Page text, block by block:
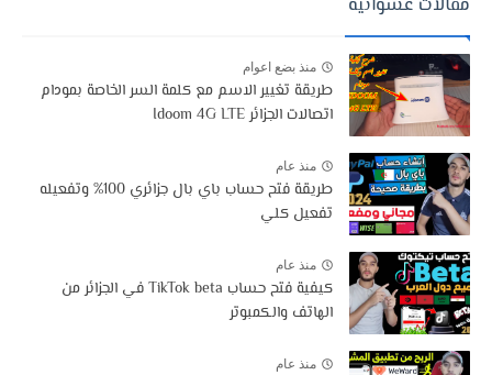
منذ بضع اعوام
طريقة تغيير الاسم مع كلمة السر الخاصة بمودام
اتصالات الجزائر Idoom 4G LTE
منذ عام
طريقة فتح حساب باي بال جزائري 100% وتفعيله
تفعيل كلي
منذ عام
كيفية فتح حساب TikTok beta في الجزائر من
الهاتف والكمبوتر
منذ عام